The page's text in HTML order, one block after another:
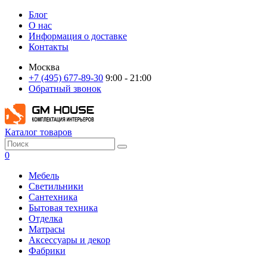
Блог
О нас
Информация о доставке
Контакты
Москва
+7 (495) 677-89-30 9:00 - 21:00
Обратный звонок
Каталог товаров
0
Мебель
Светильники
Сантехника
Бытовая техника
Отделка
Матрасы
Аксессуары и декор
Фабрики